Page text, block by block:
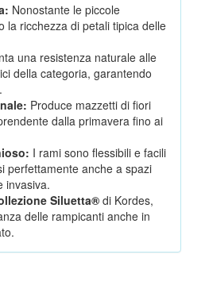
Nonostante le piccole
la ricchezza di petali tipica delle
una resistenza naturale alle
della categoria, garantendo
Produce mazzetti di fiori
dalla primavera fino ai
I rami sono flessibili e facili
perfettamente anche a spazi
invasiva.
Siluetta® di Kordes,
delle rampicanti anche in